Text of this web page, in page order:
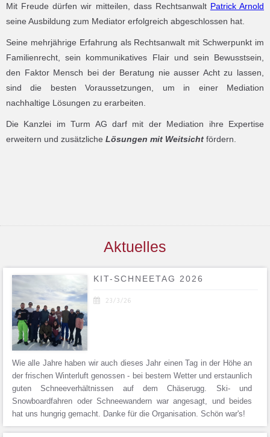
Mit Freude dürfen wir mitteilen, dass Rechtsanwalt Patrick Arnold
seine Ausbildung zum Mediator erfolgreich abgeschlossen hat.
Seine mehrjährige Erfahrung als Rechtsanwalt mit Schwerpunkt im
Familienrecht, sein kommunikatives Flair und sein Bewusstsein,
den Faktor Mensch bei der Beratung nie ausser Acht zu lassen,
sind die besten Voraussetzungen, um in einer Mediation
nachhaltige Lösungen zu erarbeiten.
Die Kanzlei im Turm AG darf mit der Mediation ihre Expertise
erweitern und zusätzliche Lösungen mit Weitsicht fördern.
Aktuelles
KIT-SCHNEETAG 2026
 23/3/26
Wie alle Jahre haben wir auch dieses Jahr einen Tag in der Höhe an
der frischen Winterluft genossen - bei bestem Wetter und erstaunlich
guten Schneeverhältnissen auf dem Chäserugg. Ski- und
Snowboardfahren oder Schneewandern war angesagt, und beides
hat uns hungrig gemacht. Danke für die Organisation. Schön war's!